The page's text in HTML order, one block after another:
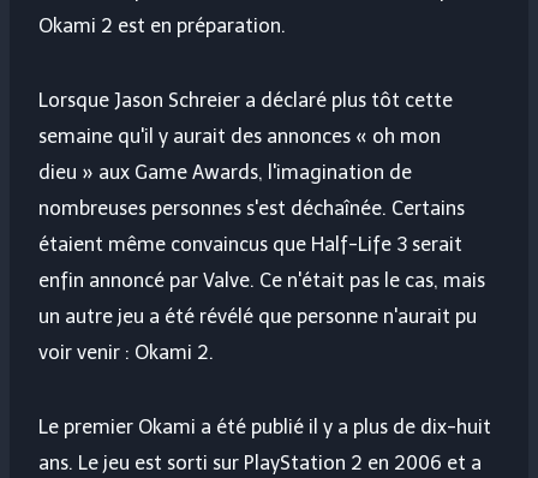
Okami 2 est en préparation.
Lorsque Jason Schreier a déclaré plus tôt cette
semaine qu'il y aurait des annonces « oh mon
dieu » aux Game Awards, l'imagination de
nombreuses personnes s'est déchaînée. Certains
étaient même convaincus que Half-Life 3 serait
enfin annoncé par Valve. Ce n'était pas le cas, mais
un autre jeu a été révélé que personne n'aurait pu
voir venir : Okami 2.
Le premier Okami a été publié il y a plus de dix-huit
ans. Le jeu est sorti sur PlayStation 2 en 2006 et a